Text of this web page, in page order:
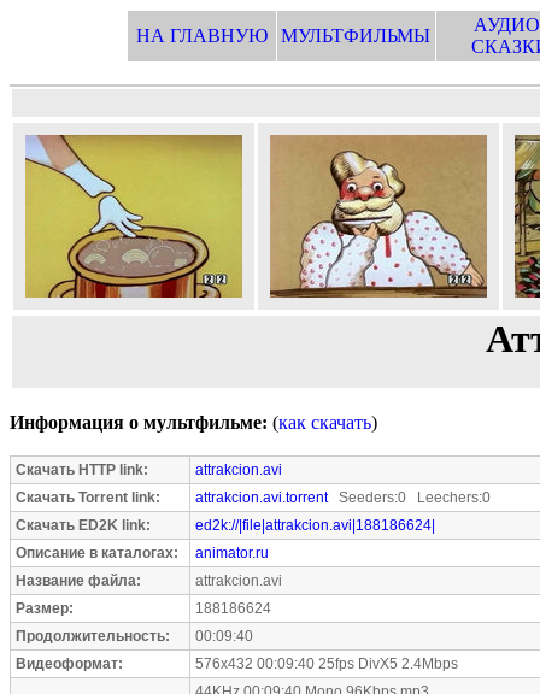
НА ГЛАВНУЮ МУЛЬТФИЛЬМЫ
Информация о мультфильме: (как скачать)
Скачать HTTP link:
attrakcion.avi
Скачать Torrent link:
attrakcion.avi.torrentSeeders:0 Leechers:0
Скачать ED2K link:
ed2k://|file|attrakcion.avi|188186624|
Описание в каталогах:
animator.ru
Название файла:
attrakcion.avi
Размер:
188186624
Продолжительность:
00:09:40
Видеоформат:
576x432 00:09:40 25fps DivX5 2.4Mbps